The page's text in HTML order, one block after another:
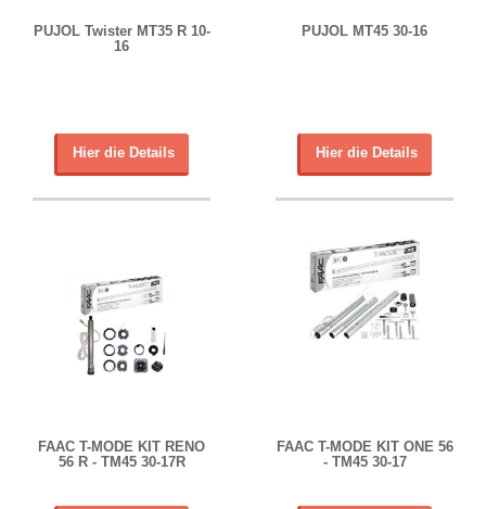
PUJOL Twister MT35 R 10-
16
Hier die Details
PUJOL MT45 30-16
Hier die Details
FAAC T-MODE KIT RENO
56 R - TM45 30-17R
FAAC T-MODE KIT ONE 56
- TM45 30-17